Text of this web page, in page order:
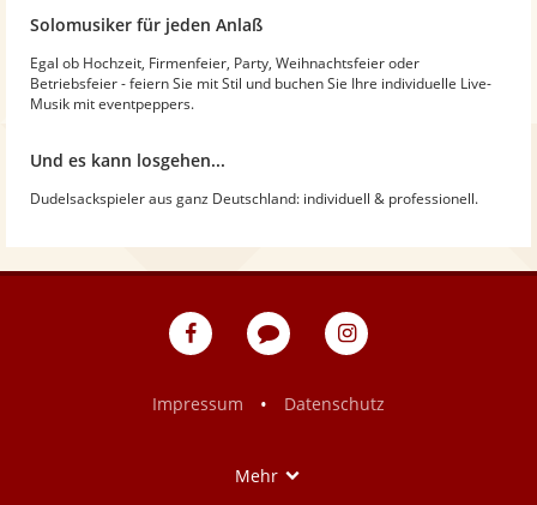
Solomusiker für jeden Anlaß
Egal ob Hochzeit, Firmenfeier, Party, Weihnachtsfeier oder
Betriebsfeier - feiern Sie mit Stil und buchen Sie Ihre individuelle Live-
Musik mit eventpeppers.
Und es kann losgehen...
Dudelsackspieler aus ganz Deutschland: individuell & professionell.
eventpeppers
Blog
eventpeppers
Impressum
• Datenschutz
Mehr